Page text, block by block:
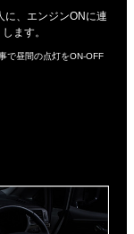
に、エンジンONに連
ます。
で昼間の点灯をON-OFF